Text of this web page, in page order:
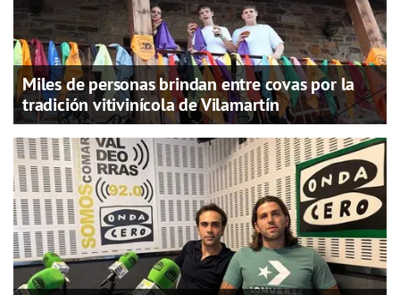
Miles de personas brindan entre covas por la
tradición vitivinícola de Vilamartín